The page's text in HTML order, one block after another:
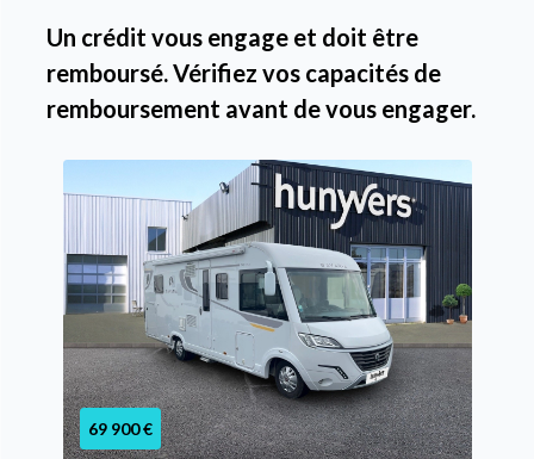
Un crédit vous engage et doit être
remboursé. Vérifiez vos capacités de
remboursement avant de vous engager.
69 900 €